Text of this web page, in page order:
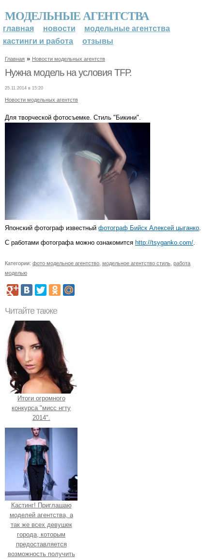
МОДЕЛЬНЫЕ АГЕНТСТВА
главная новости
модельные агентства
кастинги и работа
отзывы
Главная » Новости модельных агентств
Нужна модель на условия TFP.
25.11.2014 в 15:20
Новости модельных агентств
Для творческой фотосъемке. Стиль "Бикини".
Японский фотограф известный фотограф Бийск Алексей цыганко
С работами фотографа можно ознакомится http://tsyganko.com/
Категории: фото модельное агентство модельное агентство стиль работа
моделью
Читайте также
Итоги огромного
конкурса "мисс нгту
2014".
Кастинг! Приглашаю
моделей агентства, а
так же всех девушек
города, которым
предоставляется
возможность получить